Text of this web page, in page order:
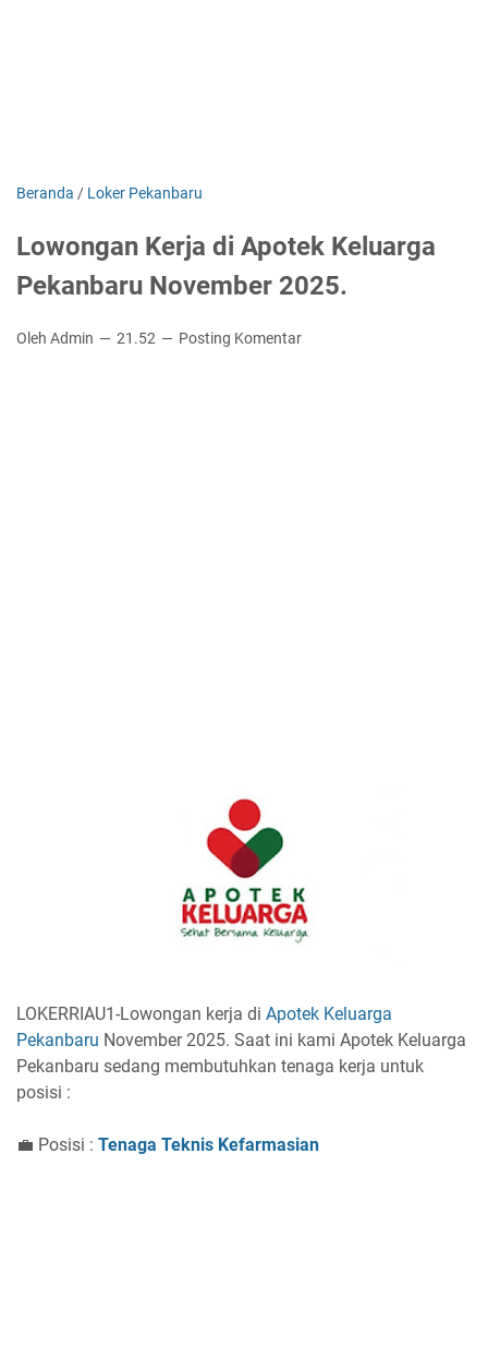
Beranda / Loker Pekanbaru
Lowongan Kerja di Apotek Keluarga
Pekanbaru November 2025.
Oleh Admin 21.52 Posting Komentar
LOKERRIAU1-Lowongan kerja di Apotek Keluarga
Pekanbaru November 2025. Saat ini kami Apotek Keluarga
Pekanbaru sedang membutuhkan tenaga kerja untuk
posisi :
💼 Posisi : Tenaga Teknis Kefarmasian